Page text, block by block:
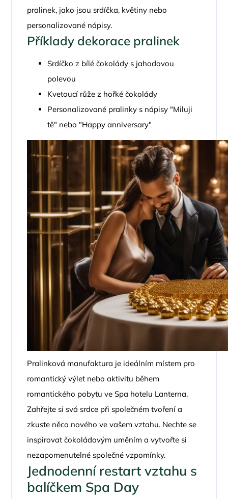
pralinek, jako jsou srdíčka, květiny nebo
personalizované nápisy.
Příklady dekorace pralinek
Srdíčko z bílé čokolády s jahodovou
polevou
Kvetoucí růže z hořké čokolády
Personalizované pralinky s nápisy "Miluji
tě" nebo "Happy anniversary"
Pralinková manufaktura je ideálním místem pro
romantický výlet nebo aktivitu během
romantického pobytu ve Spa hotelu Lanterna.
Zahřejte si svá srdce při společném tvoření a
zkuste něco nového ve vašem vztahu. Nechte se
inspirovat čokoládovým uměním a vytvořte si
nezapomenutelné společné vzpomínky.
Jednodenní restart vztahu s
balíčkem Spa Day